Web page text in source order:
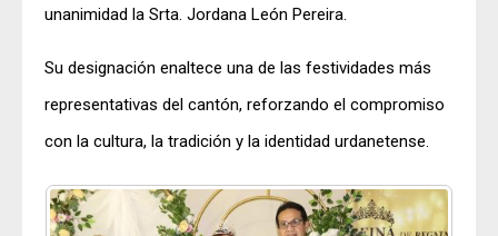
unanimidad la Srta. Jordana León Pereira.
Su designación enaltece una de las festividades más
representativas del cantón, reforzando el compromiso
con la cultura, la tradición y la identidad urdanetense.